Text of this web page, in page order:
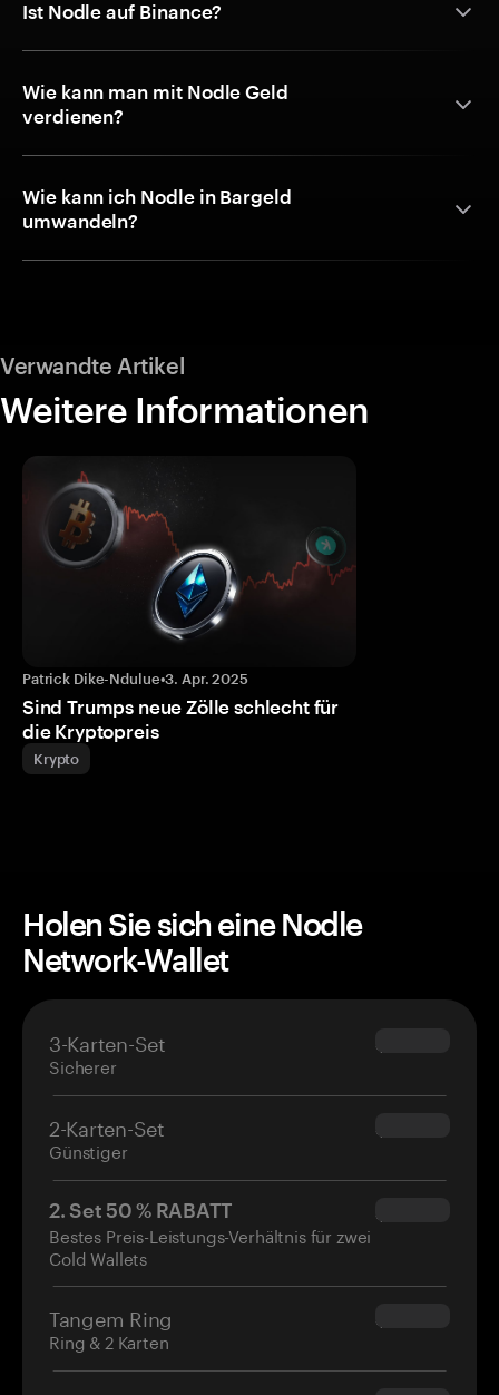
Ist Nodle auf Binance?
Wie kann man mit Nodle Geld
verdienen?
Wie kann ich Nodle in Bargeld
umwandeln?
Verwandte Artikel
Weitere Informationen
Patrick Dike-Ndulue•3. Apr. 2025
Sind Trumps neue Zölle schlecht für
die Kryptopreis
Krypto
Holen Sie sich eine Nodle
Network-Wallet
3-Karten-Set
Sicherer
$69.90
2-Karten-Set
Günstiger
$54.90
2. Set 50 % RABATT
Bestes Preis-Leistungs-Verhältnis für zwei
Cold Wallets
$34.95
Tangem Ring
Ring & 2 Karten
$160.00